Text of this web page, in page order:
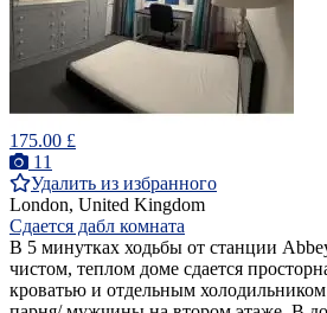
175.00 £
11
Удалить из избранного
London, United Kingdom
Сдается дабл комната
В 5 минутках ходьбы от станции
чистом, теплом доме сдается
кроватью и отдельным